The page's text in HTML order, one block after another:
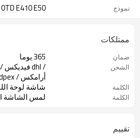
نموذج E410 E50
ممتلكات
ضمان 365 يوما
الشحن
أرامكس / dpex
الكلمة شاشة لوحة
الكلمة لمس الشاشة
تقييم